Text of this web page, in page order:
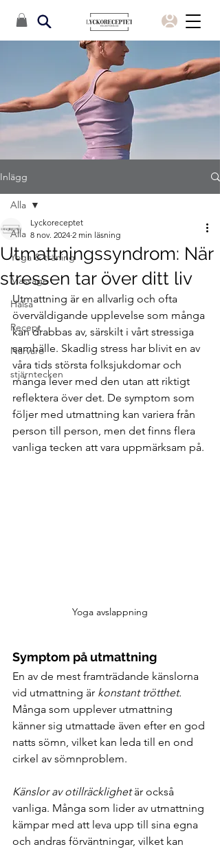
Inlägg
Alla
Yoga & träning
Massage
Hälsa
Recept
Närvaro
stjärntecken
Alla
Utmattningssyndrom: När
stressen tar över ditt liv
Lyckoreceptet
8 nov. 2024 2 min läsning
Utmattning är en allvarlig och ofta
överväldigande upplevelse som många
kan drabbas av, särskilt i vårt stressiga
samhälle. Skadlig stress har blivit en av
våra tids största folksjukdomar och
många lever med den utan att riktigt
reflektera över det. De symptom som
följer med utmattning kan variera från
person till person, men det finns flera
vanliga tecken att vara uppmärksam på.
Yoga avslappning
Symptom på utmattning
En av de mest framträdande känslorna
vid utmattning är konstant trötthet.
Många som upplever utmattning
känner sig utmattade även efter en god
natts sömn, vilket kan leda till en ond
cirkel av sömnproblem.
Känslor av otillräcklighet är också
vanliga. Många som lider av utmattning
kämpar med att leva upp till sina egna
och andras förväntningar, vilket kan